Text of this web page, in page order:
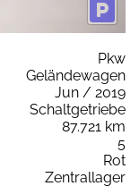
Pkw
Geländewagen
Jun / 2019
Schaltgetriebe
87.721 km
5
Rot
Zentrallager